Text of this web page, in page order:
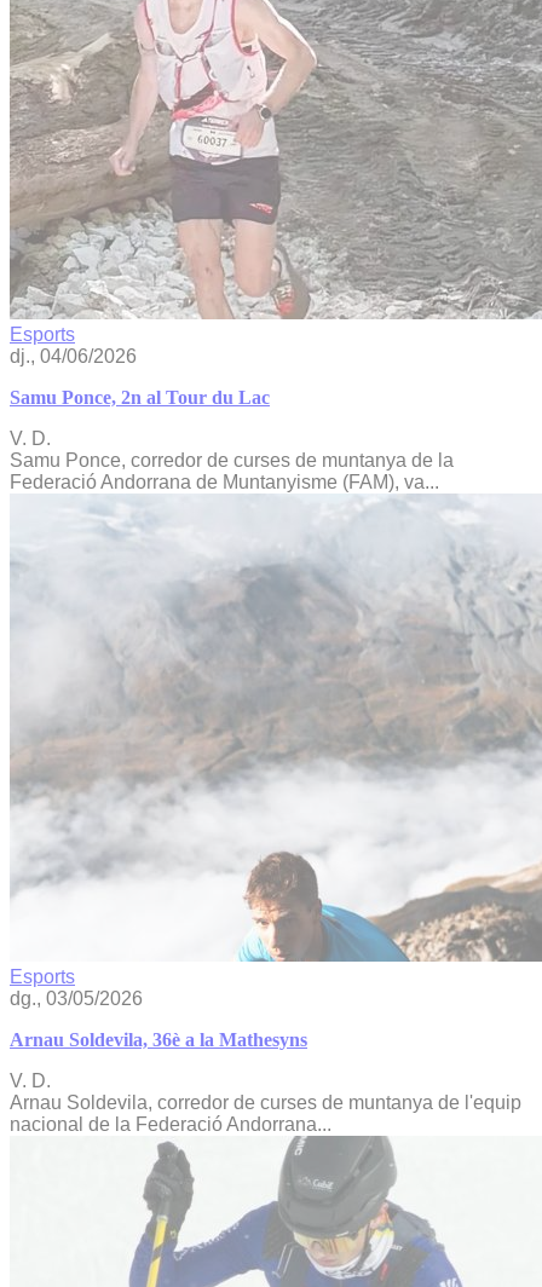
Esports
dj., 04/06/2026
Samu Ponce, 2n al Tour du Lac
V. D.
Samu Ponce, corredor de curses de muntanya de la
Federació Andorrana de Muntanyisme (FAM), va...
Esports
dg., 03/05/2026
Arnau Soldevila, 36è a la Mathesyns
V. D.
Arnau Soldevila, corredor de curses de muntanya de l'equip
nacional de la Federació Andorrana...